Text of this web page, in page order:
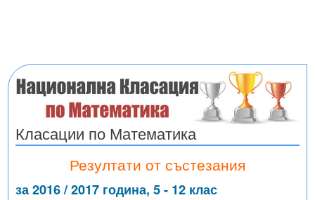
Класации по Математика
Резултати от състезания
за 2016 / 2017 година, 5 - 12 клас